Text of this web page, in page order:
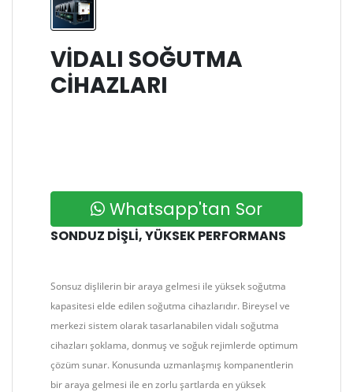
VIDALI SOĞUTMA
CIHAZLARI
Whatsapp'tan Sor
SONDUZ DİŞLİ, YÜKSEK PERFORMANS
Sonsuz dişlilerin bir araya gelmesi ile yüksek soğutma
kapasitesi elde edilen soğutma cihazlarıdır. Bireysel ve
merkezi sistem olarak tasarlanabilen vidalı soğutma
cihazları şoklama, donmuş ve soğuk rejimlerde optimum
çözüm sunar. Konusunda uzmanlaşmış kompanentlerin
bir araya gelmesi ile en zorlu şartlarda en yüksek